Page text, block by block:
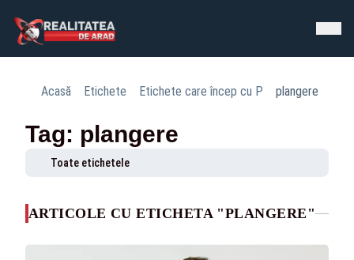
Acasă Etichete Etichete care încep cu P plangere
Tag: plangere
Toate etichetele
ARTICOLE CU ETICHETA "PLANGERE"